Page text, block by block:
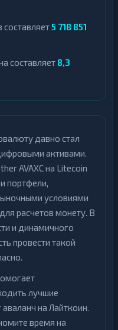
5 718 851
составляет 8,3
давно стал
активами.
AVAXC на Litecoin
портфели,
условиями
расчетов монету. В
и динамичного
провести такой
лучшие
на Лайткоин.
время на